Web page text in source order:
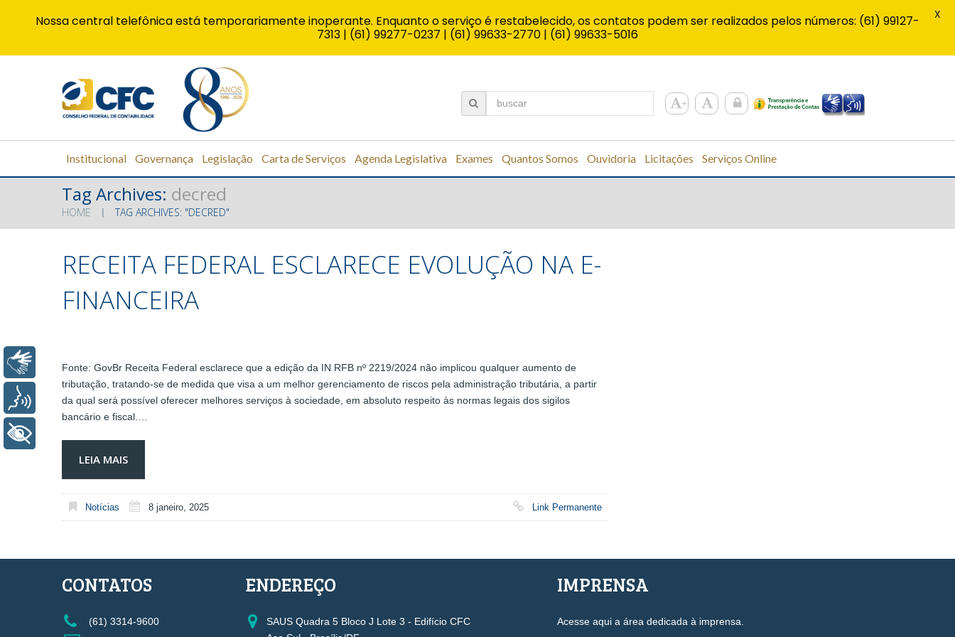
Institucional Governança Legislação Carta de Serviços Agenda Legislativa Exames Quantos Somos Ouvidoria Licitações Serviços Online
Tag Archives: decred
HOME TAG ARCHIVES: "DECRED"
RECEITA FEDERAL ESCLARECE EVOLUÇÃO NA E-
FINANCEIRA
Fonte: GovBr Receita Federal esclarece que a edição da IN RFB nº 2219/2024 não implicou qualquer aumento de
tributação, tratando-se de medida que visa a um melhor gerenciamento de riscos pela administração tributária, a partir
da qual será possível oferecer melhores serviços à sociedade, em absoluto respeito às normas legais dos sigilos
bancário e fiscal.…
LEIA MAIS
Notícias 8 janeiro, 2025 Link Permanente
CONTATOS
(61) 3314-9600
ENDEREÇO
SAUS Quadra 5 Bloco J Lote 3 - Edifício CFC
IMPRENSA
Acesse aqui a área dedicada à imprensa.
Nossa central telefônica está temporariamente inoperante. Enquanto o serviço é restabelecido, os contatos podem ser realizados pelos números: (61) 99127-
7313 | (61) 99277-0237 | (61) 99633-2770 | (61) 99633-5016
X
Libras
Voz